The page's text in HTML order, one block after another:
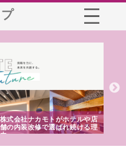
株式会社ナカモトがホテルや店
舗の内装改修で選ばれ続ける理
由